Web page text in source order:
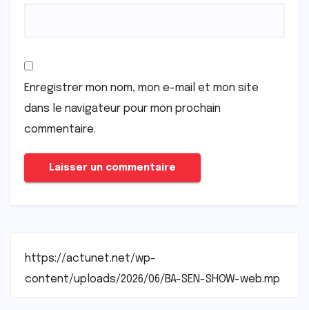
Enregistrer mon nom, mon e-mail et mon site
dans le navigateur pour mon prochain
commentaire.
https://actunet.net/wp-
content/uploads/2026/06/BA-SEN-SHOW-web.mp